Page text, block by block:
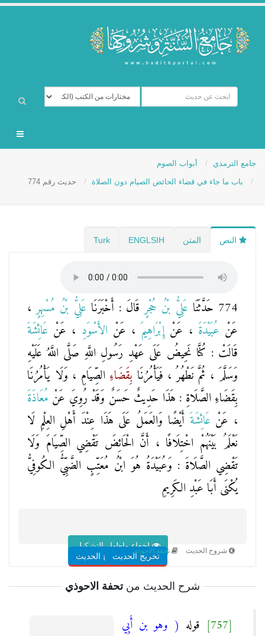
جامع الترمذي أبواب الصوم
باب ما جاء في قضاء الحائض الصيام دون الصلاة حديث رقم 774
النص المتن ENGLSIH
Turk
774 حَدَّثَنَا عَلِيُّ بْنُ حُجْرٍ قَالَ : أَخْبَرَنَا عَلِيُّ بْنُ مُسْهِرٍ ،
عَنْ عُبَيْدَةَ ، عَنْإِبْرَاهِيمَ ، عَنْ الأَسْوَدِ ، عَنْ عَائِشَةَ
قَالَتْ : كُنَّا نَحِيضُ عَلَى عَهْدِ رَسُولِ اللَّهِ صَلَّى اللَّهُ عَلَيْهِ
وَسَلَّمَ ، ثُمَّ نَطْهُرُ ، فَيَأْمُرُنَا بِقَضَاءِ الصِّيَامِ ، وَلَا يَأْمُرُنَا
بِقَضَاءِ الصَّلَاةِ : هَذَا حَدِيثٌ حَسَنٌ وَقَدْ رُوِيَ عَنْ مُعَاذَةَ
، عَنْ عَائِشَةَ أَيْضًا وَالعَمَلُ عَلَى هَذَا عِنْدَ أَهْلِ العِلْمِ لَا
نَعْلَمُ بَيْنَهُمْ اخْتِلَافًا ، أَنَّ الْحَائِضَ تَقْضِي الصِّيَامَ وَلَا
تَقْضِي الصَّلَاةَ : وَعُبَيْدَةُ هُوَ ابْنُ مُعَتِّبٍ الضَّبِّيُّ الكُوفِيُّ
يُكْنَى أَبَا عَبْدِ الكَرِيمِ
اخفاء واظهار التشكيل
تخريج الحديثشروح الحديث
شروح الحديث تحفة الاحوذي
شرح الحديث منتحفة الاحوذي
[757] قوله ( وهو بن أَبِي